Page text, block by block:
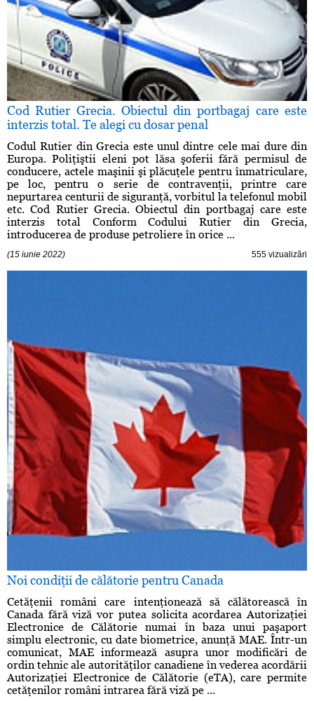
Cod Rutier Grecia. Obiectul din portbagaj care este
interzis total. Te alegi cu dosar penal
Codul Rutier din Grecia este unul dintre cele mai dure din
Europa. Poliţiştii eleni pot lăsa şoferii fără permisul de
conducere, actele maşinii şi plăcuţele pentru înmatriculare,
pe loc, pentru o serie de contravenţii, printre care
nepurtarea centurii de siguranţă, vorbitul la telefonul mobil
etc. Cod Rutier Grecia. Obiectul din portbagaj care este
interzis total Conform Codului Rutier din Grecia,
introducerea de produse petroliere în orice ...
(15 iunie 2022) 555 vizualizări
Noi condiţii de călătorie pentru Canada
Cetăţenii români care intenţionează să călătorească în
Canada fără viză vor putea solicita acordarea Autorizaţiei
Electronice de Călătorie numai în baza unui paşaport
simplu electronic, cu date biometrice, anunţă MAE. Într-un
comunicat, MAE informează asupra unor modificări de
ordin tehnic ale autorităţilor canadiene în vederea acordării
Autorizaţiei Electronice de Călătorie (eTA), care permite
cetăţenilor români intrarea fără viză pe ...